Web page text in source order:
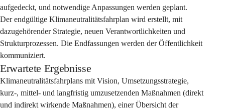
aufgedeckt, und notwendige Anpassungen werden geplant.
Der endgültige Klimaneutralitätsfahrplan wird erstellt, mit
dazugehörender Strategie, neuen Verantwortlichkeiten und
Strukturprozessen. Die Endfassungen werden der Öffentlichkeit
kommuniziert.
Erwartete Ergebnisse
Klimaneutralitätsfahrplans mit Vision, Umsetzungsstrategie,
kurz-, mittel- und langfristig umzusetzenden Maßnahmen (direkt
und indirekt wirkende Maßnahmen), einer Übersicht der